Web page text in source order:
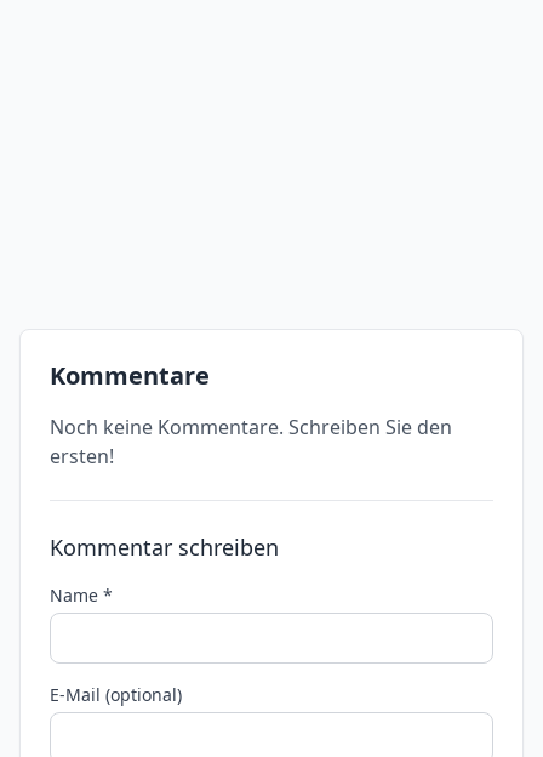
Kommentare
Noch keine Kommentare. Schreiben Sie den
ersten!
Kommentar schreiben
Name *
E-Mail (optional)